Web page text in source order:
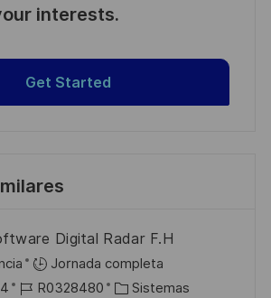
interests.
Get Started
Digital Radar F.H
Jornada completa
I
R0328480
C Sistemas